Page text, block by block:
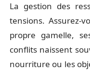
La gestion des
tensions. Assurez-
propre gamelle,
conflits naissent
nourriture ou les